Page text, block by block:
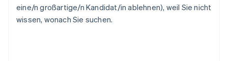
eine/n großartige/n Kandidat/in ablehnen), weil Sie nicht
wissen, wonach Sie suchen.